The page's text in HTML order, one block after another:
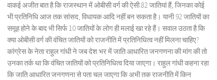
वाकई अजीत बात है कि राजस्थान में ओबीसी वर्ग की ऐसी 82 जातियां हैं, जिनका कोई
भी प्रतिनिधि आज तक सांसद, विधायक आदि नहीं बन सकता है। यानी 92 जातियों का
समूह होने के बाद भी सिर्फ 10 जातियों के लोग ही मलाई खा रहे हैं। सवाल उठता है कि
क्या ओबीसी वर्ग की वंचित जातियों को राजनीति में प्रतिनिधित्व नहीं मिलना चाहिए?
कांग्रेस के नेता राहुल गांधी ने जब देश भर में जाति आधारित जनगणना की मांग की तो
उनका तर्क था कि वंचित जातियों को प्रतिनिधित्व दिया जाएगा। राहुल गांधी कहना रहा
कि जाति आधारित जनगणना से पता चल जाएगा कि अभी तक राजनीति में किन